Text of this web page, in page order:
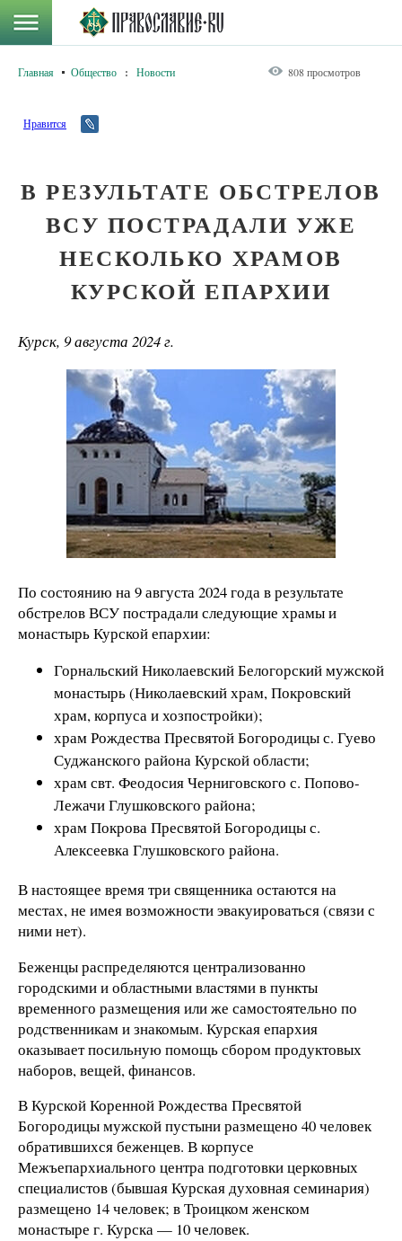
Главная Общество : Новости 808 просмотров
Нравится
В РЕЗУЛЬТАТЕ ОБСТРЕЛОВ
ВСУ ПОСТРАДАЛИ УЖЕ
НЕСКОЛЬКО ХРАМОВ
КУРСКОЙ ЕПАРХИИ
Курск, 9 августа 2024 г.
По состоянию на 9 августа 2024 года в результате
обстрелов ВСУ пострадали следующие храмы и
монастырь Курской епархии:
Горнальский Николаевский Белогорский мужской
монастырь (Николаевский храм, Покровский
храм, корпуса и хозпостройки);
храм Рождества Пресвятой Богородицы с. Гуево
Суджанского района Курской области;
храм свт. Феодосия Черниговского с. Попово-
Лежачи Глушковского района;
храм Покрова Пресвятой Богородицы с.
Алексеевка Глушковского района.
В настоящее время три священника остаются на
местах, не имея возможности эвакуироваться (связи с
ними нет).
Беженцы распределяются централизованно
городскими и областными властями в пункты
временного размещения или же самостоятельно по
родственникам и знакомым. Курская епархия
оказывает посильную помощь сбором продуктовых
наборов, вещей, финансов.
В Курской Коренной Рождества Пресвятой
Богородицы мужской пустыни размещено 40 человек
обратившихся беженцев. В корпусе
Межъепархиального центра подготовки церковных
специалистов (бывшая Курская духовная семинария)
размещено 14 человек; в Троицком женском
монастыре г. Курска — 10 человек.